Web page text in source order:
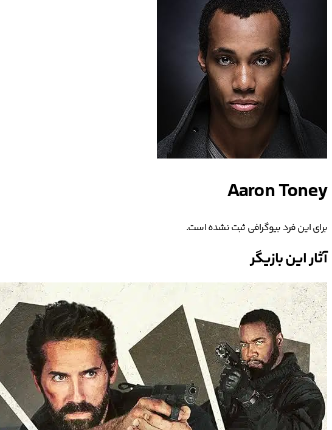
Aaron Toney
برای این فرد بیوگرافی ثبت نشده است.
آثار این بازیگر